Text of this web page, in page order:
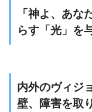
「神よ、あな
らす「光」を
内外のヴィジ
壁、障害を取